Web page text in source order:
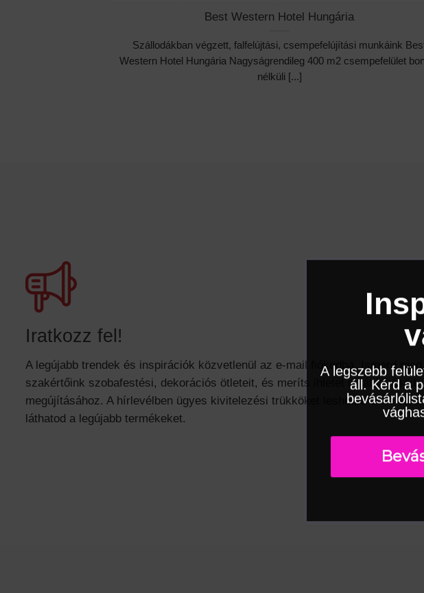
Best Western Hotel Hungária
Szállodákban végzett, falfelújtási, csempefelújítási munkáink
Western Hotel Hungária Nagyságrendileg 400 m2 csempefelület
nélküli [...]
Iratkozz fel!
A legújabb trendek és inspirációk közvetlenül az e-mail fiókodba. Ismerd meg
szakértőink szobafestési, dekorációs ötleteit, és meríts ihletet saját lakásod
megújításához. A hírlevélben ügyes kivitelezési trükköket leshetsz el és
láthatod a legújabb termékeket.
A legszebb
áll. Kérd a